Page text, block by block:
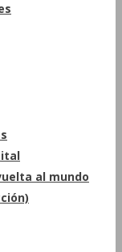
al mundo